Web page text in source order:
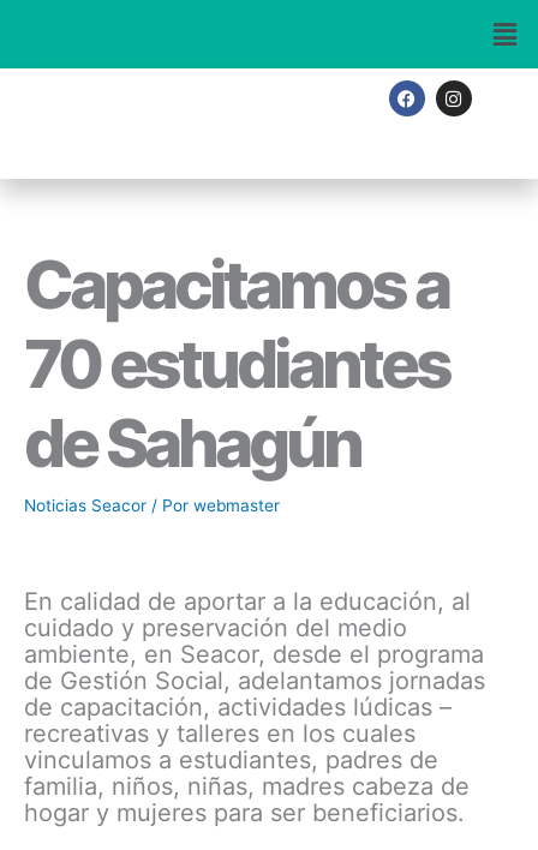
contenido
F
a
o
I
n
g
Capacitamos a
70 estudiantes
de Sahagún
Noticias Seacor / Por webmaster
En calidad de aportar a la educación, al
cuidado y preservación del medio
ambiente, en Seacor, desde el programa
de Gestión Social, adelantamos jornadas
de capacitación, actividades lúdicas –
recreativas y talleres en los cuales
vinculamos a estudiantes, padres de
familia, niños, niñas, madres cabeza de
hogar y mujeres para ser beneficiarios.